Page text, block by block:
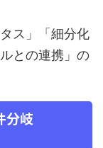
ス」「細分化
との連携」の
分岐